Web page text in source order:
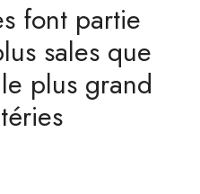
font partie
sales que
plus grand